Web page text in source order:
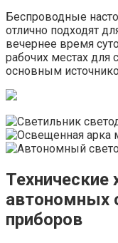
Беспроводные
отлично подходят
вечернее время
рабочих местах для
основным
Технические
автономных
приборов